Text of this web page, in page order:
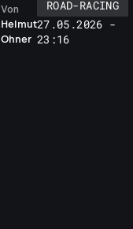
Helmut
Ohner
Von
ROAD-RACING
27.05.2026 -
23:16